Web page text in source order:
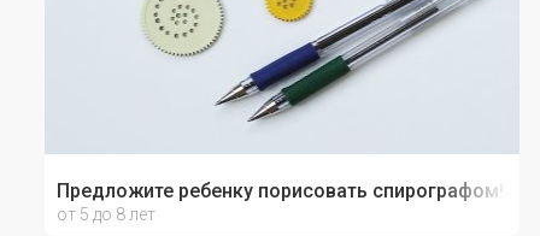
Предложите ребенку порисовать спирографом!
от 5 до 8 лет